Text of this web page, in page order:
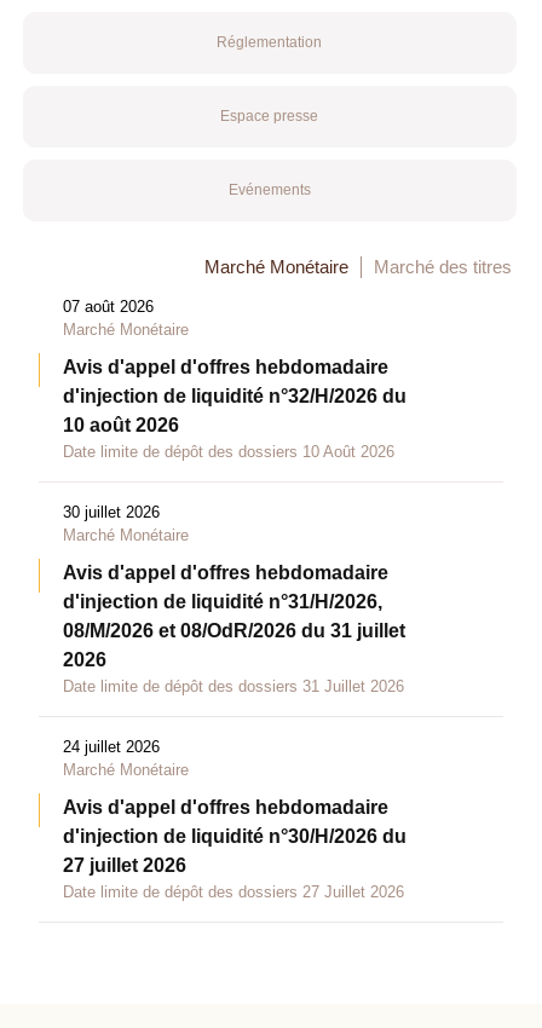
Réglementation
Espace presse
Evénements
Marché Monétaire Marché des titres
07 août 2026
Marché Monétaire
Avis d'appel d'offres hebdomadaire
d'injection de liquidité n°32/H/2026 du
10 août 2026
Date limite de dépôt des dossiers 10 Août 2026
30 juillet 2026
Marché Monétaire
Avis d'appel d'offres hebdomadaire
d'injection de liquidité n°31/H/2026,
08/M/2026 et 08/OdR/2026 du 31 juillet
2026
Date limite de dépôt des dossiers 31 Juillet 2026
24 juillet 2026
Marché Monétaire
Avis d'appel d'offres hebdomadaire
d'injection de liquidité n°30/H/2026 du
27 juillet 2026
Date limite de dépôt des dossiers 27 Juillet 2026